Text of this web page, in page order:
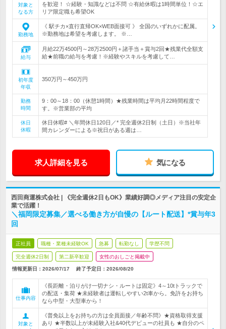
対象と
なる方
を歓迎！ ☆経験・知識などは不問 ☆有給休暇は1時間単位！☆エ
リア限定職も希望OK
勤務地
《 駅チカ×直行直帰OK×WEB面接可 》 全国のいずれかに配属。
※勤務地は希望を考慮します。 ※…
給与
月給22万4500円～28万2500円＋諸手当＋賞与2回★残業代全額支
給★前職の給与を考慮！※経験やスキルを考慮して…
初年度
年収
350万円～450万円
勤務
時間
9：00～18：00（休憩1時間）★残業時間は平均月22時間程度で
す。※営業部の平均
休日
休暇
休日休暇# ＼年間休日120日／* 完全週休2日制（土日）※当社年
間カレンダーによる※祝日がある週は…
求人詳細を見る 気になる
西田商運株式会社 | 《完全週休2日もOK》業績好調◎メディア注目の安定企
業で活躍！
＼福岡限定募集／選べる働き方が自慢の【ルート配送】*賞与年3
回
正社員 職種・業種未経験OK 急募 転勤なし 学歴不問
完全週休2日制 第二新卒歓迎 女性のおしごと掲載中
情報更新日：2026/07/17 終了予定日： 2026/08/20
仕事内容
《長距離・泊りがけ一切ナシ・ルートは固定》4～10tトラックで
の配送・集荷 ★未経験者は運転しやすい2t車から。免許をお持ち
なら中型・大型車から！
対象と
《普免以上をお持ちの方は全員面接／年齢不問》★資格取得支援
あり ★半数以上が未経験入社&40代デビューの社員も ★自分のペ